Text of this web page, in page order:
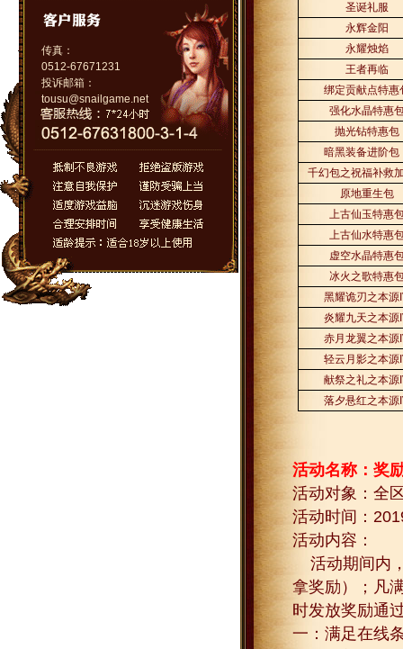
传真：
0512-67671231
投诉邮箱：
tousu@snailgame.net
圣诞礼服
永辉金阳
永耀烛焰
王者再临
绑定贡献点特惠
强化水晶特惠
抛光钻特惠包
暗黑装备进阶包
千幻包之祝福补救
原地重生包
上古仙玉特惠
上古仙水特惠
虚空水晶特惠
冰火之歌特惠
黑耀诡刃之本源
炎耀九天之本源
赤月龙翼之本源
轻云月影之本源
献祭之礼之本源
落夕悬红之本源
活动名称：奖
活动对象：全
活动时间：
活动内容：
活动期间内
拿奖励）；凡
时发放奖励通
一：满足在线